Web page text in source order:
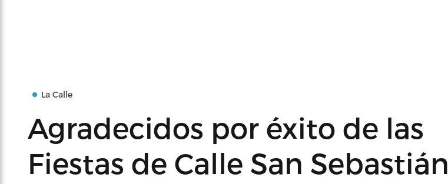
La Calle
Agradecidos por éxito de las
Fiestas de Calle San Sebastián